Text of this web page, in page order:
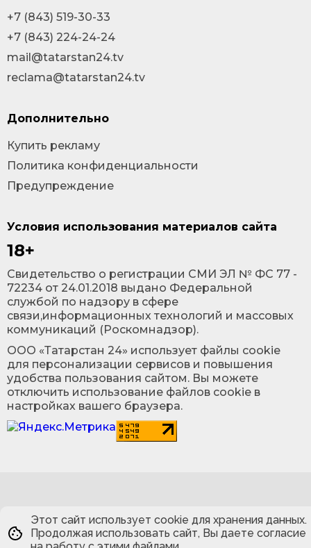
Условия использования материалов сайта
18+
Cвидетельство о регистрации СМИ ЭЛ № ФС 77 -
72234 от 24.01.2018 выдано Федеральной
службой по надзору в сфере
связи,информационных технологий и массовых
коммуникаций (Роскомнадзор).
ООО «Татарстан 24» использует файлы cookie
для персонализации сервисов и повышения
удобства пользования сайтом. Вы можете
отключить использование файлов cookie в
настройках вашего браузера.
+7 (843) 519-30-33
+7 (843) 224-24-24
mail@tatarstan24.tv
reclama@tatarstan24.tv
Дополнительно
Купить рекламу
Политика конфиденциальности
Предупреждение
Этот сайт использует cookie для хранения данных.
Продолжая использовать сайт, Вы даете согласие